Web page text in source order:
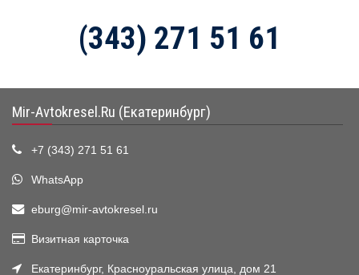
(343) 271 51 61
Mir-Avtokresel.Ru (Екатеринбург)
+7 (343) 271 51 61
WhatsApp
eburg@mir-avtokresel.ru
Визитная карточка
Екатеринбург, Красноуральская улица, дом 21